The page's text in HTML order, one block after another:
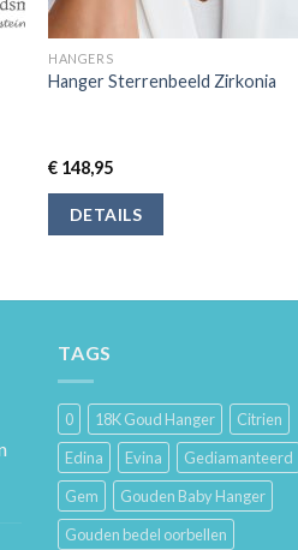
HANGERS
Hanger Sterrenbeeld Zirkonia
€ 148,95
DETAILS
TAGS
0 18K Goud Hanger
Citrien
Edina
Evina
Gediamanteerd
Gem
Gouden Baby Hanger
Gouden bedel oorbellen